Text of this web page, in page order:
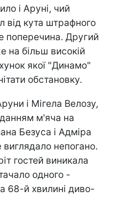
і Аруні, чий
від кута штрафного
поперечина. Другий
на більш високій
якої "Динамо"
обстановку.
і Мігела Велозу,
м'яча на
Безуса і Адміра
непогано.
гостей виникала
одного -
68-й хвилині диво-